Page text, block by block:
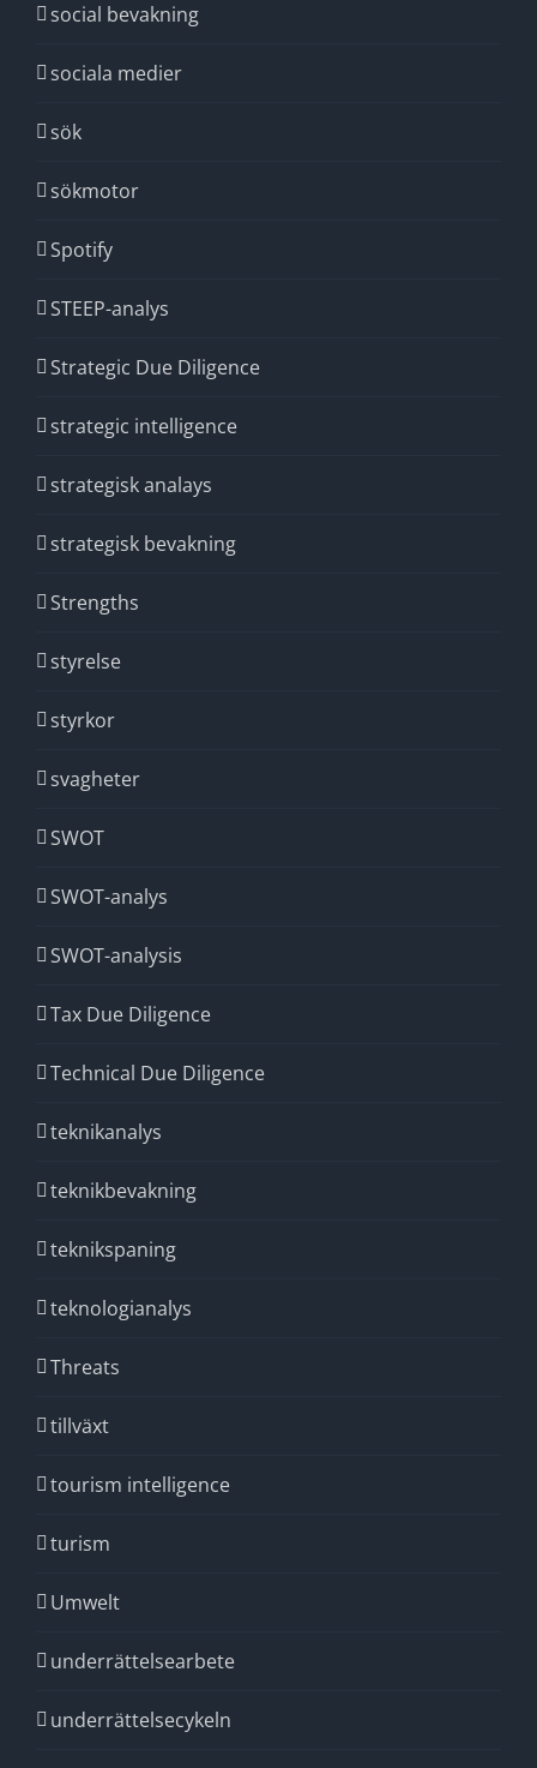
social bevakning
sociala medier
sök
sökmotor
Spotify
STEEP-analys
Strategic Due Diligence
strategic intelligence
strategisk analays
strategisk bevakning
Strengths
styrelse
styrkor
svagheter
SWOT
SWOT-analys
SWOT-analysis
Tax Due Diligence
Technical Due Diligence
teknikanalys
teknikbevakning
teknikspaning
teknologianalys
Threats
tillväxt
tourism intelligence
turism
Umwelt
underrättelsearbete
underrättelsecykeln